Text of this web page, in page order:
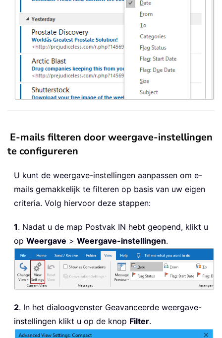
E-mails filteren door weergave-instellingen
te configureren
U kunt de weergave-instellingen aanpassen om e-
mails gemakkelijk te filteren op basis van uw eigen
criteria. Volg hiervoor deze stappen:
1. Nadat u de map Postvak IN hebt geopend, klikt u
op Weergave > Weergave-instellingen.
2. In het dialoogvenster Geavanceerde weergave-
instellingen klikt u op de knop Filter.